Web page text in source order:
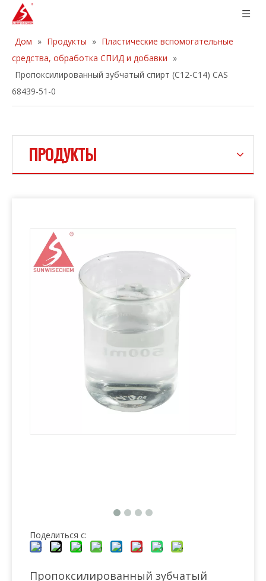
Дом » Продукты » Пластические вспомогательные
средства, обработка СПИД и добавки »
Пропоксилированный зубчатый спирт (C12-C14) CAS
68439-51-0
ПРОДУКТЫ
Поделиться с:
Пропоксилированный зубчатый